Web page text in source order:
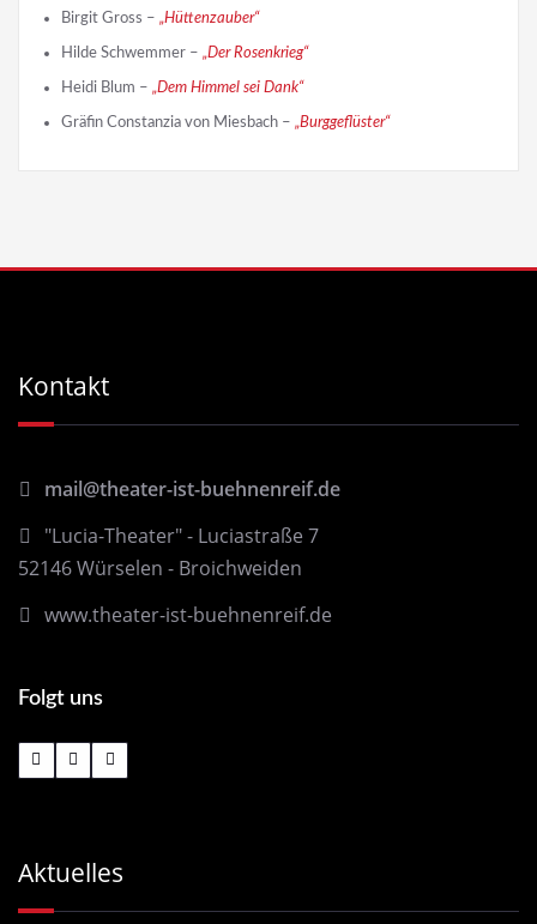
Birgit Gross – „Hüttenzauber“
Hilde Schwemmer – „Der Rosenkrieg“
Heidi Blum – „Dem Himmel sei Dank“
Gräfin Constanzia von Miesbach – „Burggeflüster“
Kontakt
mail@theater-ist-buehnenreif.de
"Lucia-Theater" - Luciastraße 7
52146 Würselen - Broichweiden
www.theater-ist-buehnenreif.de
Folgt uns
Aktuelles